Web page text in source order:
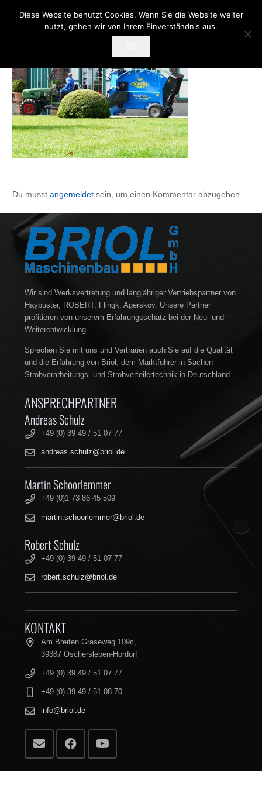
Du musst angemeldet sein, um einen Kommentar abzugeben.
Wir sind Werksvertretung und langjähriger Vertriebspartner von
Haybuster, ROBERT, Flingk, Agerskov. Unsere Partner
profitieren von unserem Erfahrungsschatz bei der Neu- und
Weiterentwicklung.
Sprechen Sie mit uns und Vertrauen auch Sie auf die Qualität
und die Erfahrung von Briol, dem Marktführer in Sachen
Strohverarbeitungs- und Strohverteilertechnik in Deutschland.
ANSPRECHPARTNER
Andreas Schulz
+49 (0) 39 49 / 51 07 77
andreas.schulz@briol.de
Martin Schoorlemmer
+49 (0)1 73 86 45 509
martin.schoorlemmer@briol.de
Robert Schulz
+49 (0) 39 49 / 51 07 77
robert.schulz@briol.de
KONTAKT
Am Breiten Graseweg 109c,
39387 Oschersleben-Hordorf
+49 (0) 39 49 / 51 07 77
+49 (0) 39 49 / 51 08 70
info@briol.de
Diese Website benutzt Cookies. Wenn Sie die Website weiter
nutzt, gehen wir von Ihrem Einverständnis aus.